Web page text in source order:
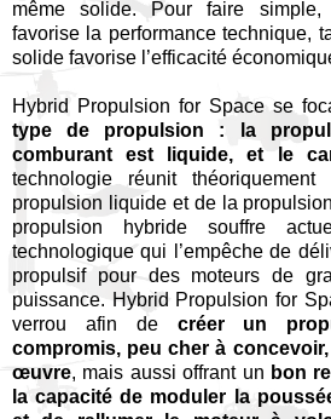
même solide. Pour faire
favorise la performance technique,
solide favorise l’efficacité
Hybrid Propulsion for Space se
type de propulsion : la
comburant est liquide, et le
technologie réunit
propulsion liquide et de la
propulsion hybride souffre
technologique qui l’empêche de
propulsif pour des moteurs de
puissance. Hybrid Propulsion for
verrou afin de créer un
compromis, peu cher à
œuvre, mais aussi offrant un bon
la capacité de moduler la